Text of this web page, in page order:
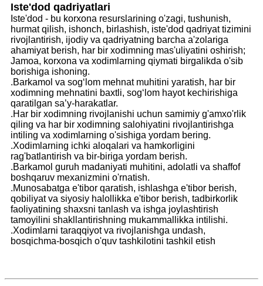
Iste'dod qadriyatlari
Iste'dod - bu korxona resurslarining o'zagi, tushunish,
hurmat qilish, ishonch, birlashish, iste'dod qadriyat tizimini
rivojlantirish, ijodiy va qadriyatning barcha a'zolariga
ahamiyat berish, har bir xodimning mas'uliyatini oshirish;
Jamoa, korxona va xodimlarning qiymati birgalikda o'sib
borishiga ishoning.
.Barkamol va sog‘lom mehnat muhitini yaratish, har bir
xodimning mehnatini baxtli, sog‘lom hayot kechirishiga
qaratilgan sa’y-harakatlar.
.Har bir xodimning rivojlanishi uchun samimiy g'amxo'rlik
qiling va har bir xodimning salohiyatini rivojlantirishga
intiling va xodimlarning o'sishiga yordam bering.
.Xodimlarning ichki aloqalari va hamkorligini
rag'batlantirish va bir-biriga yordam berish.
.Barkamol guruh madaniyati muhitini, adolatli va shaffof
boshqaruv mexanizmini o'rnatish.
.Munosabatga e'tibor qaratish, ishlashga e'tibor berish,
qobiliyat va siyosiy halollikka e'tibor berish, tadbirkorlik
faoliyatining shaxsni tanlash va ishga joylashtirish
tamoyilini shakllantirishning mukammallikka intilishi.
.Xodimlarni taraqqiyot va rivojlanishga undash,
bosqichma-bosqich o'quv tashkilotini tashkil etish